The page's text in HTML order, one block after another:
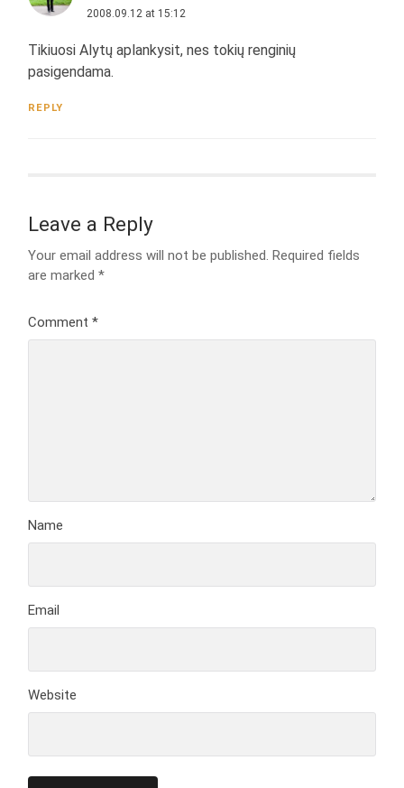
2008.09.12 at 15:12
Tikiuosi Alytų aplankysit, nes tokių renginių
pasigendama.
REPLY
Leave a Reply
Your email address will not be published. Required fields
are marked*
Comment*
Name
Email
Website